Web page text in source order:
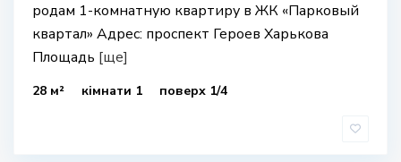
родам 1-комнатную квартиру в ЖК «Парковый
квартал» Адрес: проспект Героев Харькова
Площадь [ще]
28 м² кімнати 1 поверх 1/4